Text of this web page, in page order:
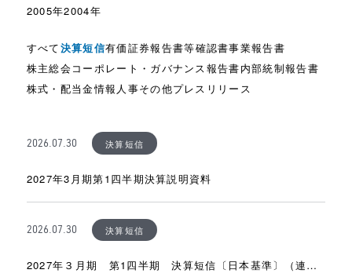
2005年2004年
すべて決算短信有価証券報告書等確認書事業報告書
株主総会コーポレート・ガバナンス報告書内部統制報告書
株式・配当金情報 人事その他プレスリリース
2026.07.30 決算短信
2027年3月期第1四半期決算説明資料
2026.07.30 決算短信
2027年３月期 第1四半期 決算短信〔日本基準〕（連